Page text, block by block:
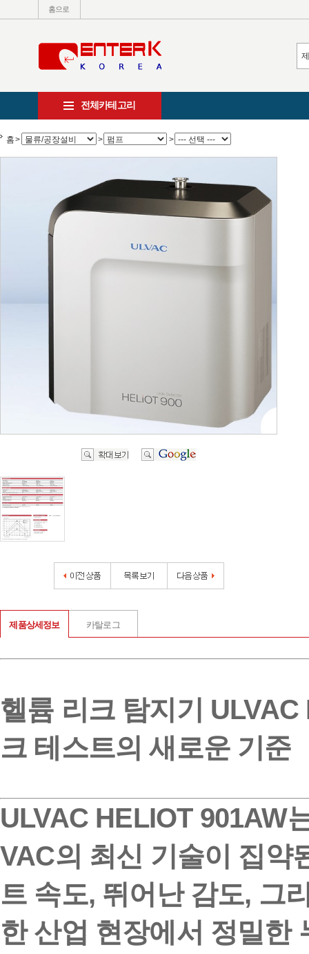
홈으로
전체카테고리
홈> > >
제품상세정보 카탈로그
헬륨 리크 탐지기
크 테스트의 새로운 기준
ULVAC HELIOT 901AW
VAC의 최신 기술이 집약
트 속도, 뛰어난 감도, 그
한 산업 현장에서 정밀한